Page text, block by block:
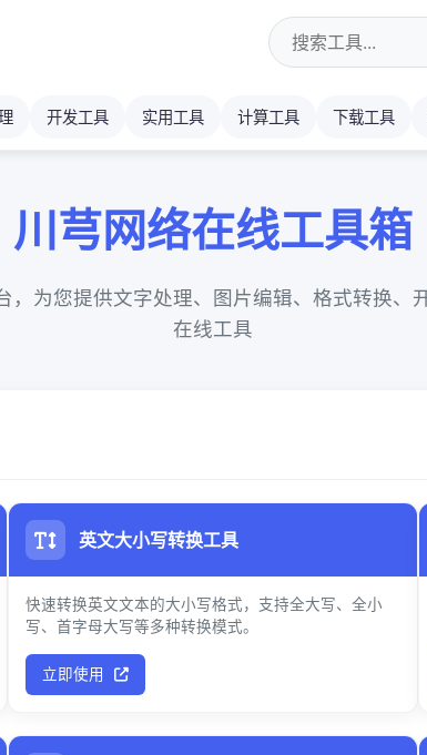
开发工具 实用工具 计算工具 下载工具
川芎网络在线工具箱
，为您提供文字处理、图片编辑、格式转换、
在线工具
英文大小写转换工具
快速转换英文文本的大小写格式，支持全大写、全小
写、首字母大写等多种转换模式。
立即使用